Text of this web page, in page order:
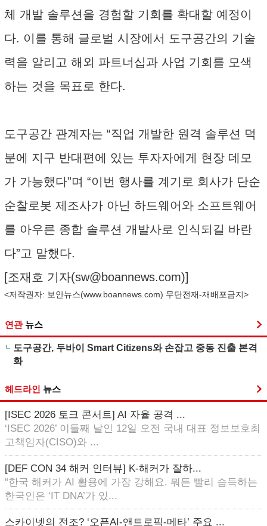
체 개발 솔루션을 경험할 기회를 확대할 예정이
다. 이를 통해 글로벌 시장에서 도구공간의 기술
력을 알리고 해외 파트너십과 사업 기회를 모색
하는 것을 목표로 한다.
도구공간 관계자는 “직업 개발한 원격 솔루션 덕
분에 지구 반대편에 있는 투자자에게 현장 데모
가 가능했다”며 “이번 행사를 계기로 회사가 단순
순찰로봇 제조사가 아닌 하드웨어와 소프트웨어
를 아우른 종합 솔루션 개발사로 인식되길 바란
다”고 말했다.
[조재호 기자(sw@boannews.com)]
<저작권자: 보안뉴스(www.boannews.com) 무단전재-재배포금지>
연관 뉴스
도구공간, 두바이 Smart Citizens와 손잡고 중동 진출 본격
화
헤드라인 뉴스
[ISEC 2026 토크 콘서트] AI 자율 공격 ...
‘ISEC 2026’ 이틀째 날인 12일 오전 국내 대표 정보보호최
고책임자(CISO)와 ...
[DEF CON 34 해커 인터뷰] K-해커가 잘하...
“한국 해커가 AI 활용에 가장 강해요. 뭐든 빨리 습득하는
한국인은 ‘IT DNA’가 있...
스카이넷의 전조? ‘오픈AI-앤트로픽-메타’ 주요 ...